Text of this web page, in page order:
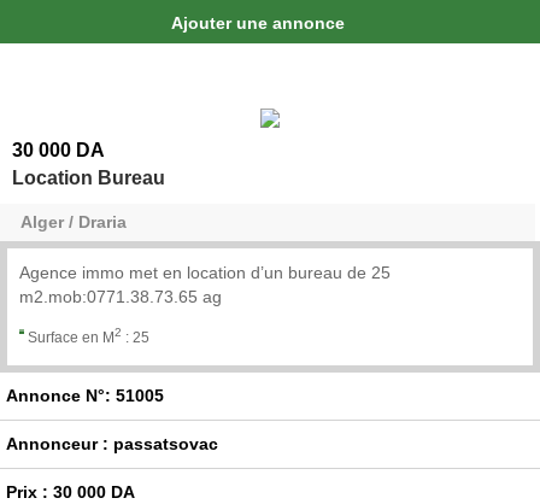
Ajouter une annonce
30 000 DA
Location Bureau
Alger / Draria
Agence immo met en location d’un bureau de 25
m2.mob:0771.38.73.65 ag
Surface en M2 : 25
Annonce N°: 51005
Annonceur : passatsovac
Prix : 30 000 DA